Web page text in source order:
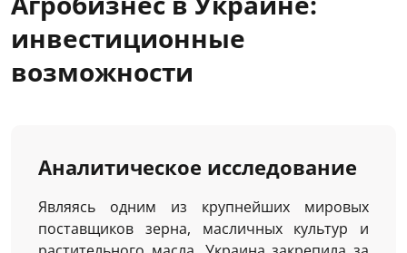
инвестиционные
возможности
Аналитическое исследование
Являясь одним из крупнейших мировых
поставщиков зерна, масличных культур и